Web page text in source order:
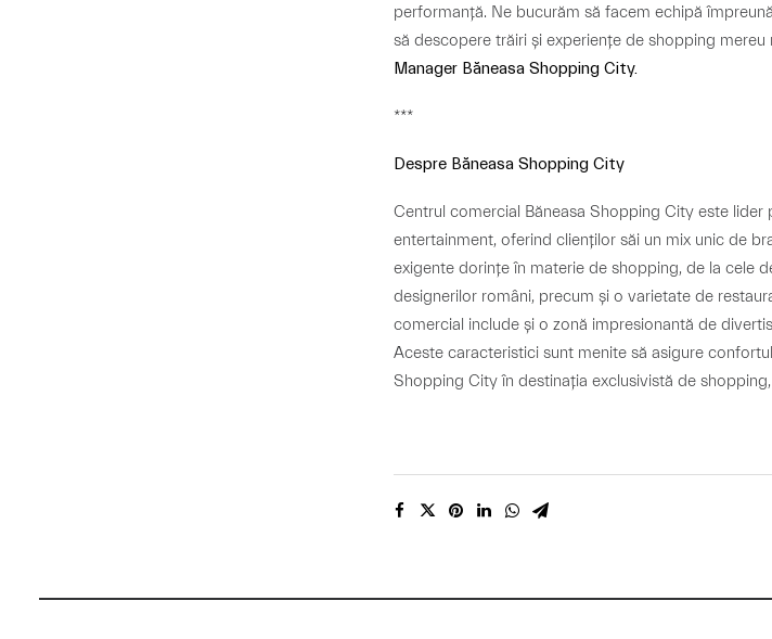
performanță. Ne bucurăm să facem echipă
să descopere trăiri și experiențe de shopping mereu
Manager Băneasa Shopping City.
***
Despre Băneasa Shopping City
Centrul comercial Băneasa Shopping City este lider
entertainment, oferind clienților săi un mix unic de
exigente dorințe în materie de shopping, de la cele
designerilor români, precum și o varietate de
comercial include și o zonă impresionantă de
Aceste caracteristici sunt menite să asigure
Shopping City în destinația exclusivistă de